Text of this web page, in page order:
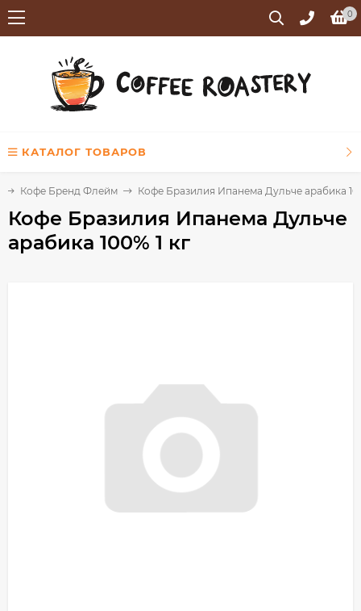
0
КАТАЛОГ ТОВАРОВ
Кофе Бренд Флейм Кофе Бразилия Ипанема Дульче арабика
Кофе Бразилия Ипанема Дульче
арабика 100% 1 кг